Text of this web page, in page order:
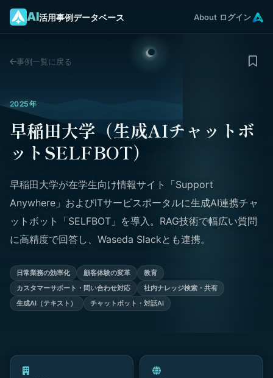
AI活用事例データベース About ログイン
事例一覧に戻る
2025年
早稲田大学（生成AIチャットボ
ットSELFBOT）
早稲田大学が在学生向け情報サイト「Support
Anywhere」およびITサービスポータルに生成AI連携チャ
ットボット「SELFBOT」を導入。RAG技術で幅広い質問
に高精度で回答し、Waseda Slackとも連携。
日常業務の効率化 顧客体験の変革
教育
カスタマーサポート・問い合わせ対応
社内ナレッジ検索・共有
生成AI（テキスト）
チャットボット・対話AI